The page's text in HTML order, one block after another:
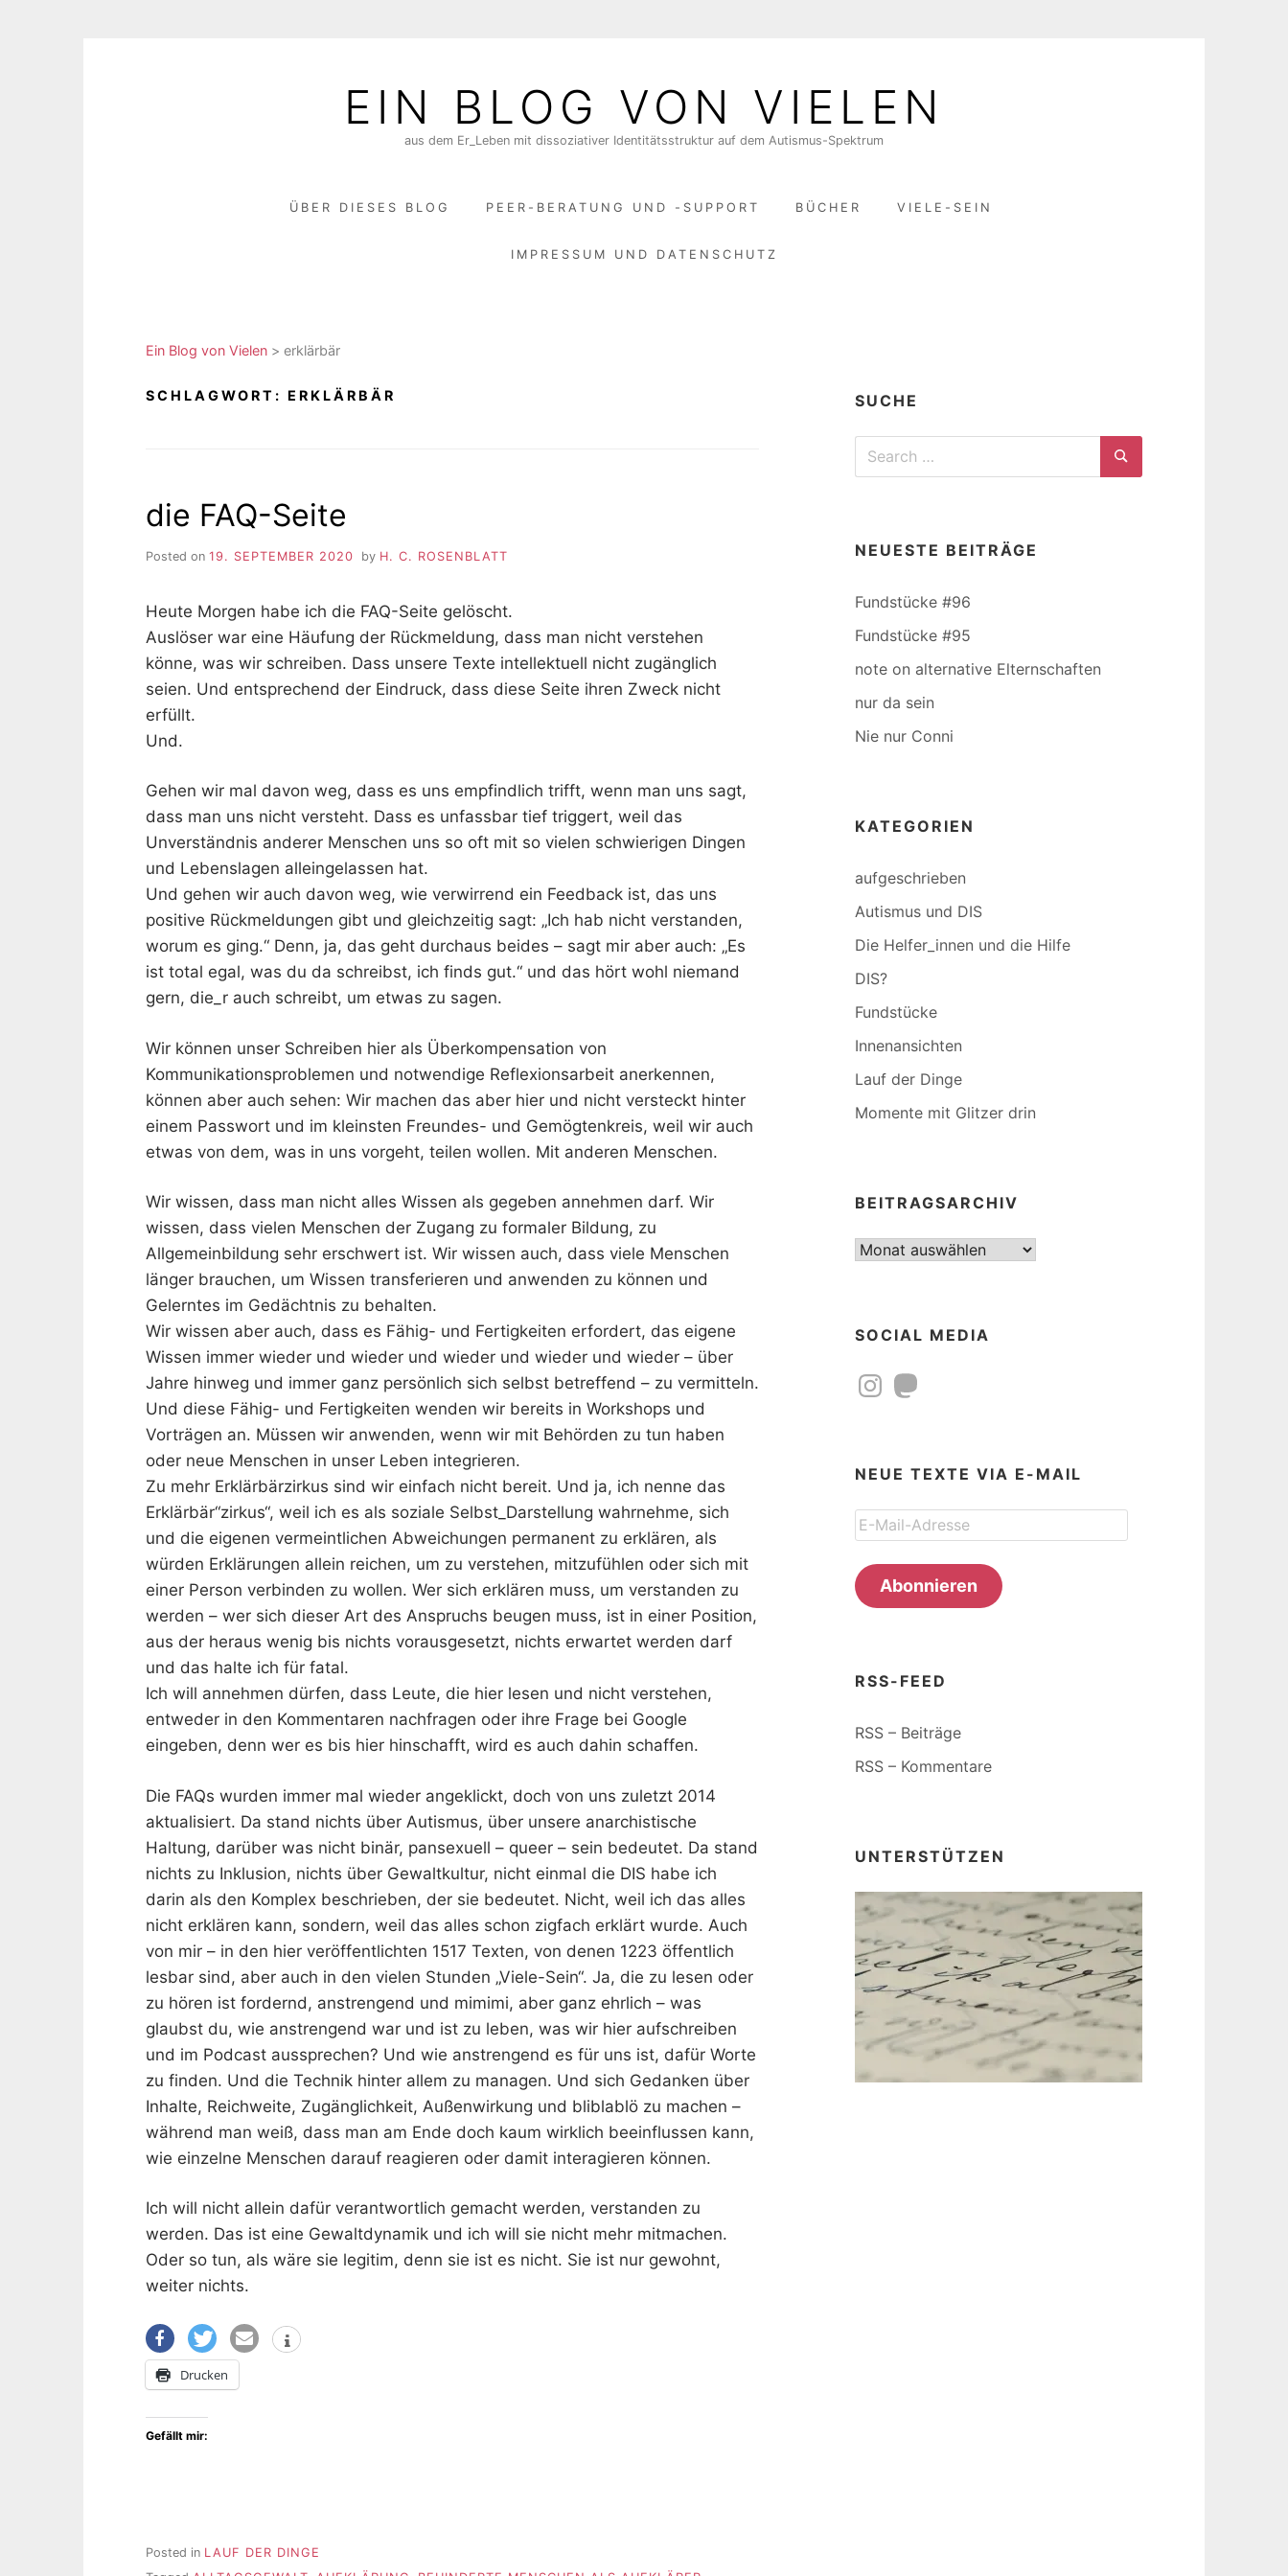
EIN BLOG VON VIELEN
aus dem Er_Leben mit dissoziativer Identitätsstruktur auf dem Autismus-Spektrum
ÜBER DIESES BLOG PEER-BERATUNG UND -SUPPORT BÜCHER VIELE-SEIN
IMPRESSUM UND DATENSCHUTZ
Ein Blog von Vielen > erklärbär
SCHLAGWORT: ERKLÄRBÄR
die FAQ-Seite
Posted on 19. SEPTEMBER 2020 by H. C. ROSENBLATT
Heute Morgen habe ich die FAQ-Seite gelöscht.
Auslöser war eine Häufung der Rückmeldung, dass man nicht verstehen
könne, was wir schreiben. Dass unsere Texte intellektuell nicht zugänglich
seien. Und entsprechend der Eindruck, dass diese Seite ihren Zweck nicht
erfüllt.
Und.
Gehen wir mal davon weg, dass es uns empfindlich trifft, wenn man uns sagt,
dass man uns nicht versteht. Dass es unfassbar tief triggert, weil das
Unverständnis anderer Menschen uns so oft mit so vielen schwierigen Dingen
und Lebenslagen alleingelassen hat.
Und gehen wir auch davon weg, wie verwirrend ein Feedback ist, das uns
positive Rückmeldungen gibt und gleichzeitig sagt: „Ich hab nicht verstanden,
worum es ging.“ Denn, ja, das geht durchaus beides – sagt mir aber auch: „Es
ist total egal, was du da schreibst, ich finds gut.“ und das hört wohl niemand
gern, die_r auch schreibt, um etwas zu sagen.
Wir können unser Schreiben hier als Überkompensation von
Kommunikationsproblemen und notwendige Reflexionsarbeit anerkennen,
können aber auch sehen: Wir machen das aber hier und nicht versteckt hinter
einem Passwort und im kleinsten Freundes- und Gemögtenkreis, weil wir auch
etwas von dem, was in uns vorgeht, teilen wollen. Mit anderen Menschen.
Wir wissen, dass man nicht alles Wissen als gegeben annehmen darf. Wir
wissen, dass vielen Menschen der Zugang zu formaler Bildung, zu
Allgemeinbildung sehr erschwert ist. Wir wissen auch, dass viele Menschen
länger brauchen, um Wissen transferieren und anwenden zu können und
Gelerntes im Gedächtnis zu behalten.
Wir wissen aber auch, dass es Fähig- und Fertigkeiten erfordert, das eigene
Wissen immer wieder und wieder und wieder und wieder und wieder – über
Jahre hinweg und immer ganz persönlich sich selbst betreffend – zu vermitteln.
Und diese Fähig- und Fertigkeiten wenden wir bereits in Workshops und
Vorträgen an. Müssen wir anwenden, wenn wir mit Behörden zu tun haben
oder neue Menschen in unser Leben integrieren.
Zu mehr Erklärbärzirkus sind wir einfach nicht bereit. Und ja, ich nenne das
Erklärbär“zirkus“, weil ich es als soziale Selbst_Darstellung wahrnehme, sich
und die eigenen vermeintlichen Abweichungen permanent zu erklären, als
würden Erklärungen allein reichen, um zu verstehen, mitzufühlen oder sich mit
einer Person verbinden zu wollen. Wer sich erklären muss, um verstanden zu
werden – wer sich dieser Art des Anspruchs beugen muss, ist in einer Position,
aus der heraus wenig bis nichts vorausgesetzt, nichts erwartet werden darf
und das halte ich für fatal.
Ich will annehmen dürfen, dass Leute, die hier lesen und nicht verstehen,
entweder in den Kommentaren nachfragen oder ihre Frage bei Google
eingeben, denn wer es bis hier hinschafft, wird es auch dahin schaffen.
Die FAQs wurden immer mal wieder angeklickt, doch von uns zuletzt 2014
aktualisiert. Da stand nichts über Autismus, über unsere anarchistische
Haltung, darüber was nicht binär, pansexuell – queer – sein bedeutet. Da stand
nichts zu Inklusion, nichts über Gewaltkultur, nicht einmal die DIS habe ich
darin als den Komplex beschrieben, der sie bedeutet. Nicht, weil ich das alles
nicht erklären kann, sondern, weil das alles schon zigfach erklärt wurde. Auch
von mir – in den hier veröffentlichten 1517 Texten, von denen 1223 öffentlich
lesbar sind, aber auch in den vielen Stunden „Viele-Sein“. Ja, die zu lesen oder
zu hören ist fordernd, anstrengend und mimimi, aber ganz ehrlich – was
glaubst du, wie anstrengend war und ist zu leben, was wir hier aufschreiben
und im Podcast aussprechen? Und wie anstrengend es für uns ist, dafür Worte
zu finden. Und die Technik hinter allem zu managen. Und sich Gedanken über
Inhalte, Reichweite, Zugänglichkeit, Außenwirkung und bliblablö zu machen –
während man weiß, dass man am Ende doch kaum wirklich beeinflussen kann,
wie einzelne Menschen darauf reagieren oder damit interagieren können.
Ich will nicht allein dafür verantwortlich gemacht werden, verstanden zu
werden. Das ist eine Gewaltdynamik und ich will sie nicht mehr mitmachen.
Oder so tun, als wäre sie legitim, denn sie ist es nicht. Sie ist nur gewohnt,
weiter nichts.
Drucken
Gefällt mir:
Posted in LAUF DER DINGE
SUCHE
Search
Search
NEUESTE BEITRÄGE
Fundstücke #96
Fundstücke #95
note on alternative Elternschaften
nur da sein
Nie nur Conni
KATEGORIEN
aufgeschrieben
Autismus und DIS
Die Helfer_innen und die Hilfe
DIS?
Fundstücke
Innenansichten
Lauf der Dinge
Momente mit Glitzer drin
BEITRAGSARCHIV
Beitragsarchiv
SOCIAL MEDIA
InstagramMastodon
NEUE TEXTE VIA E-MAIL
E-
Mail-
Adresse
Abonnieren
RSS-FEED
RSS – Beiträge
RSS – Kommentare
UNTERSTÜTZEN